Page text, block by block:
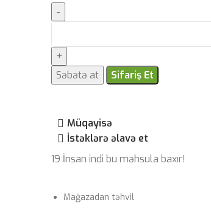
Səbətə at Sifariş Et
Müqayisə
İstəklərə əlavə et
19 İnsan indi bu məhsula baxır!
Mağazadan təhvil